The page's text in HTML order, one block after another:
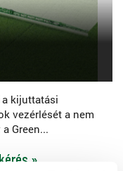
kijuttatási
vezérlését a nem
Green...
»